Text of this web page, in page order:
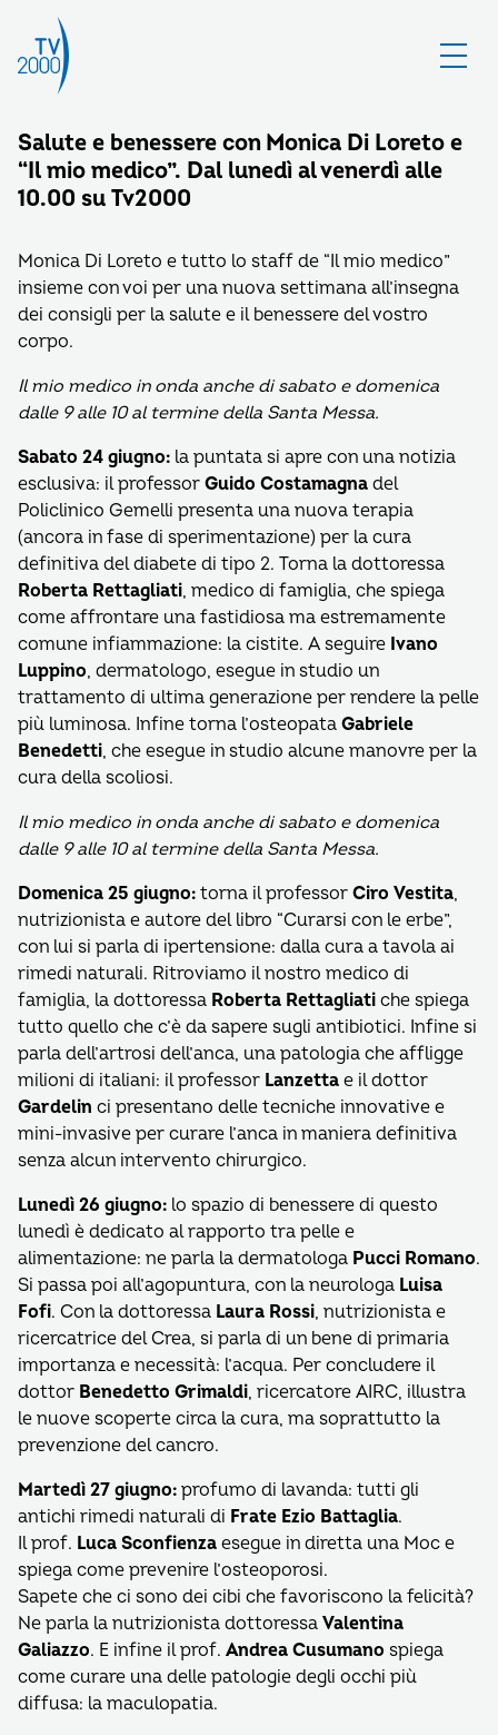
Salute e benessere con Monica Di Loreto e
“Il mio medico”. Dal lunedì al venerdì alle
10.00 su Tv2000
Monica Di Loreto e tutto lo staff de “Il mio medico”
insieme con voi per una nuova settimana all’insegna
dei consigli per la salute e il benessere del vostro
corpo.
Il mio medico in onda anche di sabato e domenica
dalle 9 alle 10 al termine della Santa Messa.
Sabato 24 giugno: la puntata si apre con una notizia
esclusiva: il professor Guido Costamagna del
Policlinico Gemelli presenta una nuova terapia
(ancora in fase di sperimentazione) per la cura
definitiva del diabete di tipo 2. Torna la dottoressa
Roberta Rettagliati, medico di famiglia, che spiega
come affrontare una fastidiosa ma estremamente
comune infiammazione: la cistite. A seguire Ivano
Luppino, dermatologo, esegue in studio un
trattamento di ultima generazione per rendere la pelle
più luminosa. Infine torna l’osteopata Gabriele
Benedetti, che esegue in studio alcune manovre per la
cura della scoliosi.
Il mio medico in onda anche di sabato e domenica
dalle 9 alle 10 al termine della Santa Messa.
Domenica 25 giugno: torna il professor Ciro Vestita,
nutrizionista e autore del libro “Curarsi con le erbe”,
con lui si parla di ipertensione: dalla cura a tavola ai
rimedi naturali. Ritroviamo il nostro medico di
famiglia, la dottoressa Roberta Rettagliati che spiega
tutto quello che c’è da sapere sugli antibiotici. Infine si
parla dell’artrosi dell’anca, una patologia che affligge
milioni di italiani: il professor Lanzetta e il dottor
Gardelin ci presentano delle tecniche innovative e
mini-invasive per curare l’anca in maniera definitiva
senza alcun intervento chirurgico.
Lunedì 26 giugno: lo spazio di benessere di questo
lunedì è dedicato al rapporto tra pelle e
alimentazione: ne parla la dermatologa Pucci Romano.
Si passa poi all’agopuntura, con la neurologa Luisa
Fofi. Con la dottoressa Laura Rossi, nutrizionista e
ricercatrice del Crea, si parla di un bene di primaria
importanza e necessità: l’acqua. Per concludere il
dottor Benedetto Grimaldi, ricercatore AIRC, illustra
le nuove scoperte circa la cura, ma soprattutto la
prevenzione del cancro.
Martedì 27 giugno: profumo di lavanda: tutti gli
antichi rimedi naturali di Frate Ezio Battaglia.
Il prof. Luca Sconfienza esegue in diretta una Moc e
spiega come prevenire l’osteoporosi.
Sapete che ci sono dei cibi che favoriscono la felicità?
Ne parla la nutrizionista dottoressa Valentina
Galiazzo. E infine il prof. Andrea Cusumano spiega
come curare una delle patologie degli occhi più
diffusa: la maculopatia.